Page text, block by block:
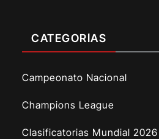
CATEGORÍAS
Campeonato Nacional
Champions League
Clasificatorias Mundial 2026